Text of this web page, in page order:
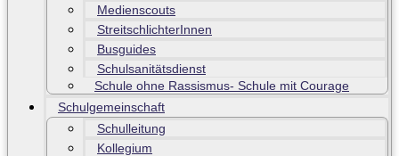
Medienscouts
StreitschlichterInnen
Busguides
Schulsanitätsdienst
Schule ohne Rassismus- Schule mit Courage
Schulgemeinschaft
Schulleitung
Kollegium